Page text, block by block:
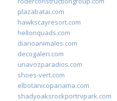
plazabatai.com
hawkscayresort.com
hellonquads.com
diarioanimales.com
decogaleri.com
unavozparadios.com
shoes-vert.com
elbotanicopanama.com
shadyoaksrockportrvpark.com